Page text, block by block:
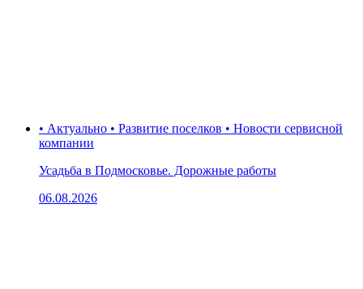
• Актуально • Развитие поселков • Новости сервисной
компании
Усадьба в Подмосковье. Дорожные работы
06.08.2026